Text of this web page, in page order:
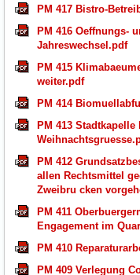
PM 417 Bistro-
PM 416 Oeffnungs-
Jahreswechsel.pdf
PM 415
weiter.pdf
PM 414
PM 413
PM 412
allen Rechtsmittel
Zweibru cken
PM 411
Engagement im
PM 410
PM 409 Verlegung